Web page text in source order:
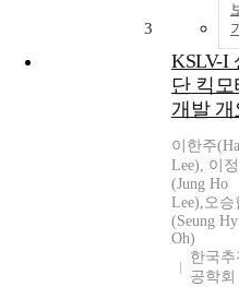
3
KSLV-I
단 킥모
개발 개
이한주
Lee), 이
(Jung Ho
Lee),오승
(Seung
Oh)
한국추
공학회